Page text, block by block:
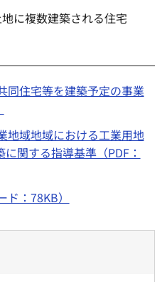
に複数建築される住宅
同住宅等を建築予定の事業
地域地域における工業用地
関する指導基準（PDF：
：78KB）